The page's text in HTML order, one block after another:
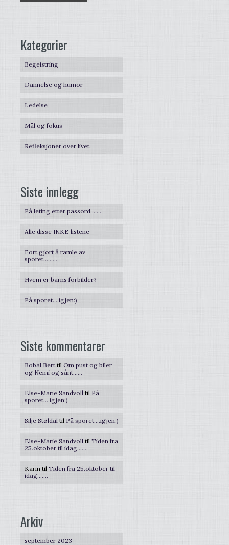
Kategorier
Begeistring
Dannelse og humor
Ledelse
Mål og fokus
Refleksjoner over livet
Siste innlegg
På leting etter passord…….
Alle disse IKKE listene
Fort gjort å ramle av
sporet………
Hvem er barns forbilder?
På sporet….igjen:)
Siste kommentarer
Bobal Bert tilOm pust og biler
og Nemi og sånt……
Else-Marie Sandvoll til På
sporet….igjen:)
Silje Støldal til På sporet….igjen:)
Else-Marie Sandvoll tilTiden fra
25.oktober til idag…….
Karin tilTiden fra 25.oktober til
idag…….
Arkiv
september 2023